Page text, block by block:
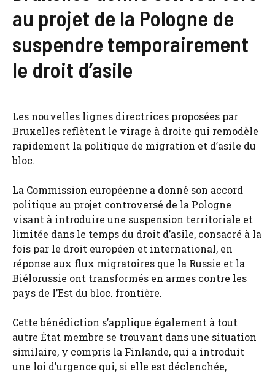
au projet de la Pologne de
suspendre temporairement
le droit d’asile
Les nouvelles lignes directrices proposées par
Bruxelles reflètent le virage à droite qui remodèle
rapidement la politique de migration et d’asile du
bloc.
La Commission européenne a donné son accord
politique au projet controversé de la Pologne
visant à introduire une suspension territoriale et
limitée dans le temps du droit d’asile, consacré à la
fois par le droit européen et international, en
réponse aux flux migratoires que la Russie et la
Biélorussie ont transformés en armes contre les
pays de l’Est du bloc. frontière.
Cette bénédiction s’applique également à tout
autre État membre se trouvant dans une situation
similaire, y compris la Finlande, qui a introduit
une loi d’urgence qui, si elle est déclenchée,